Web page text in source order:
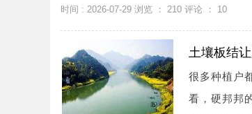
时间 : 2026-07-29 浏览 ： 210 评论 ： 10
土壤板结
很多种植户
看，硬邦邦